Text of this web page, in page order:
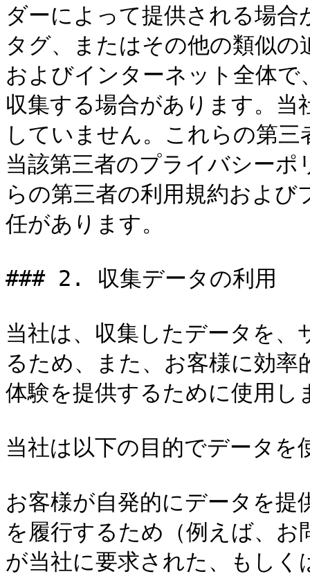
ダーによって提供される場
タグ、またはその他の類似
およびインターネット全体
収集する場合があります。
していません。これらの第
当該第三者のプライバシー
らの第三者の利用規約およ
任があります。
### 2. 収集データの利用
当社は、収集したデータを
るため、また、お客様に効
体験を提供するために使用
当社は以下の目的でデータ
お客様が自発的にデータを提
を履行するため（例えば、
が当社に要求された、もし